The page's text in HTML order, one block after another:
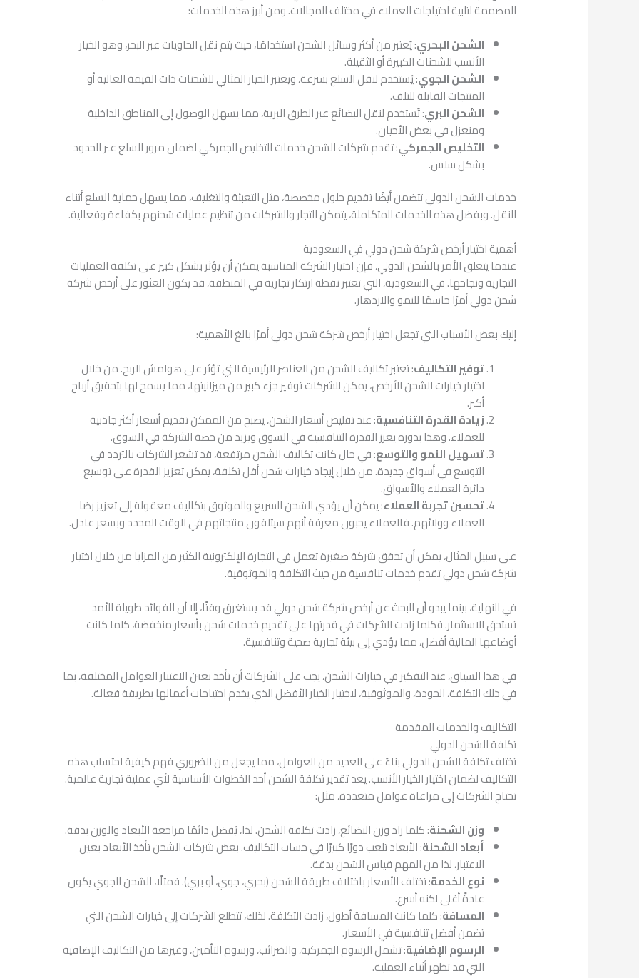
المصممة لتلبية احتياجات العملاء في مختلف المجالات. ومن أبرز هذه الخدمات:
الشحن البحري: يُعتبر من أكثر وسائل الشحن استخدامًا، حيث يتم نقل الحاويات عبر البحر، وهو الخيار
الأنسب للشحنات الكبيرة أو الثقيلة.
الشحن الجوي: يُستخدم لنقل السلع بسرعة، ويعتبر الخيار المثالي للشحنات ذات القيمة العالية أو
المنتجات القابلة للتلف.
الشحن البري: تُستخدم لنقل البضائع عبر الطرق البرية، مما يسهل الوصول إلى المناطق الداخلية
ومنعزل في بعض الأحيان.
التخليص الجمركي: تقدم شركات الشحن خدمات التخليص الجمركي لضمان مرور السلع عبر الحدود
بشكل سلس.
خدمات الشحن الدولي تتضمن أيضًا تقديم حلول مخصصة، مثل التعبئة والتغليف، مما يسهل حماية السلع أثناء
النقل. وبفضل هذه الخدمات المتكاملة، يتمكن التجار والشركات من تنظيم عمليات شحنهم بكفاءة وفعالية.
أهمية اختيار أرخص شركة شحن دولي في السعودية
عندما يتعلق الأمر بالشحن الدولي، فإن اختيار الشركة المناسبة يمكن أن يؤثر بشكل كبير على تكلفة العمليات
التجارية ونجاحها. في السعودية، التي تعتبر نقطة ارتكاز تجارية في المنطقة، قد يكون العثور على أرخص شركة
شحن دولي أمرًا حاسمًا للنمو والازدهار.
إليك بعض الأسباب التي تجعل اختيار أرخص شركة شحن دولي أمرًا بالغ الأهمية:
توفير التكاليف: تعتبر تكاليف الشحن من العناصر الرئيسية التي تؤثر على هوامش الربح. من خلال
اختيار خيارات الشحن الأرخص، يمكن للشركات توفير جزء كبير من ميزانيتها، مما يسمح لها بتحقيق أرباح
أكبر.
زيادة القدرة التنافسية: عند تقليص أسعار الشحن، يصبح من الممكن تقديم أسعار أكثر جاذبية
للعملاء. وهذا بدوره يعزز القدرة التنافسية في السوق ويزيد من حصة الشركة في السوق.
تسهيل النمو والتوسع: في حال كانت تكاليف الشحن مرتفعة، قد تشعر الشركات بالتردد في
التوسع في أسواق جديدة. من خلال إيجاد خيارات شحن أقل تكلفة، يمكن تعزيز القدرة على توسيع
دائرة العملاء والأسواق.
تحسين تجربة العملاء: يمكن أن يؤدي الشحن السريع والموثوق بتكاليف معقولة إلى تعزيز رضا
العملاء وولائهم. فالعملاء يحبون معرفة أنهم سيتلقون منتجاتهم في الوقت المحدد وبسعر عادل.
على سبيل المثال، يمكن أن تحقق شركة صغيرة تعمل في التجارة الإلكترونية الكثير من المزايا من خلال اختيار
شركة شحن دولي تقدم خدمات تنافسية من حيث التكلفة والموثوقية.
في النهاية، بينما يبدو أن البحث عن أرخص شركة شحن دولي قد يستغرق وقتًا، إلا أن الفوائد طويلة الأمد
تستحق الاستثمار. فكلما زادت الشركات في قدرتها على تقديم خدمات شحن بأسعار منخفضة، كلما كانت
أوضاعها المالية أفضل، مما يؤدي إلى بيئة تجارية صحية وتنافسية.
في هذا السياق، عند التفكير في خيارات الشحن، يجب على الشركات أن تأخذ بعين الاعتبار العوامل المختلفة، بما
في ذلك التكلفة، الجودة، والموثوقية، لاختيار الخيار الأفضل الذي يخدم احتياجات أعمالها بطريقة فعالة.
التكاليف والخدمات المقدمة
تكلفة الشحن الدولي
تختلف تكلفة الشحن الدولي بناءً على العديد من العوامل، مما يجعل من الضروري فهم كيفية احتساب هذه
التكاليف لضمان اختيار الخيار الأنسب. يعد تقدير تكلفة الشحن أحد الخطوات الأساسية لأي عملية تجارية عالمية.
تحتاج الشركات إلى مراعاة عوامل متعددة، مثل:
وزن الشحنة: كلما زاد وزن البضائع، زادت تكلفة الشحن. لذا، يُفضل دائمًا مراجعة الأبعاد والوزن بدقة.
أبعاد الشحنة: الأبعاد تلعب دورًا كبيرًا في حساب التكاليف. بعض شركات الشحن تأخذ الأبعاد بعين
الاعتبار، لذا من المهم قياس الشحن بدقة.
نوع الخدمة: تختلف الأسعار باختلاف طريقة الشحن (بحري، جوي، أو بري). فمثلًا، الشحن الجوي يكون
عادةً أغلى لكنه أسرع.
المسافة: كلما كانت المسافة أطول، زادت التكلفة. لذلك، تتطلع الشركات إلى خيارات الشحن التي
تضمن أفضل تنافسية في الأسعار.
الرسوم الإضافية: تشمل الرسوم الجمركية، والضرائب، ورسوم التأمين، وغيرها من التكاليف الإضافية
التي قد تظهر أثناء العملية.